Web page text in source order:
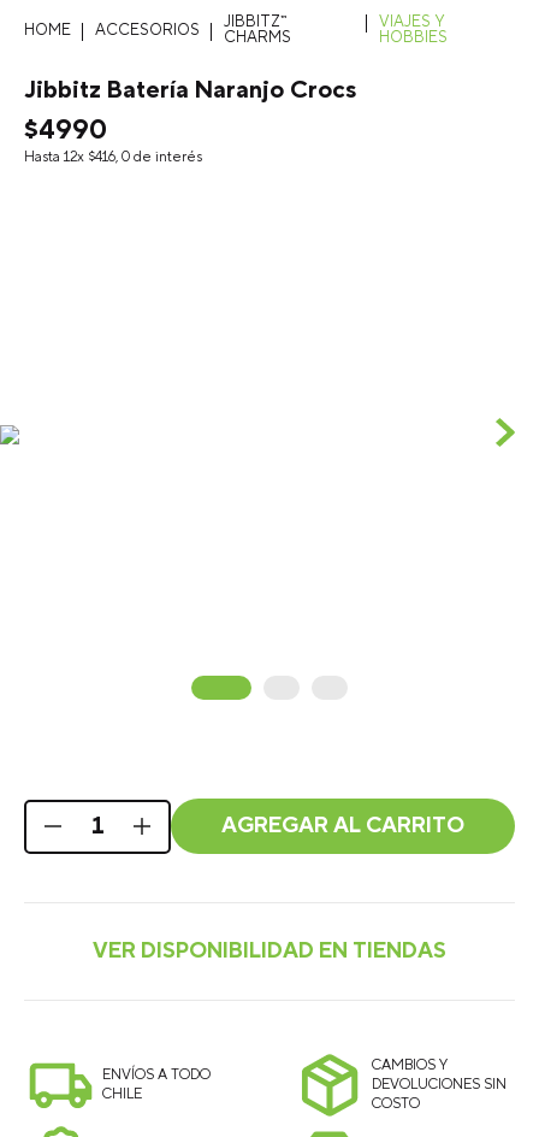
ACCESORIOS
JIBBITZ™
CHARMS
VIAJES Y
HOBBIES
Jibbitz Batería Naranjo Crocs
$4990
Hasta 12x $416, 0 de interés
AGREGAR AL CARRITO
ENVÍOS A TODO
CHILE
CAMBIOS Y
DEVOLUCIONES SIN
COSTO